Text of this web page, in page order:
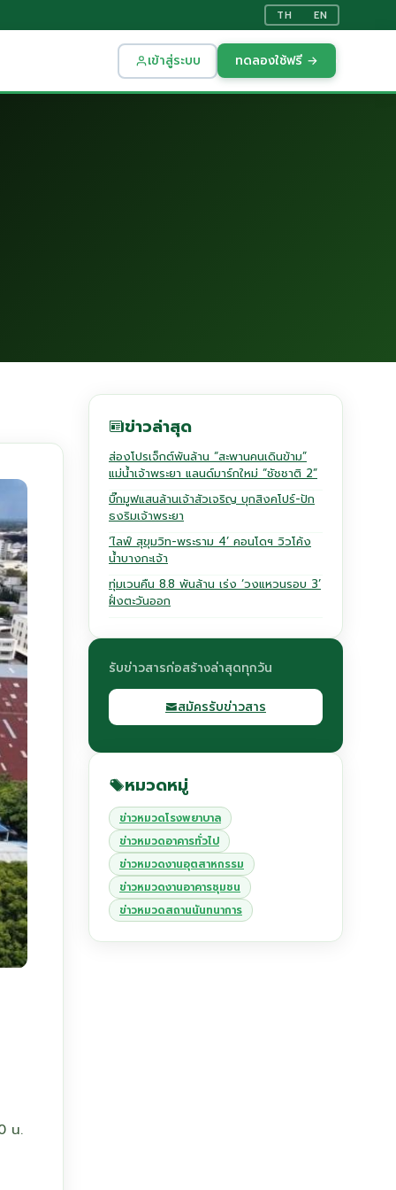
TH EN
เข้าสู่ระบบ ทดลองใช้ฟรี →
น.
ข่าวล่าสุด
ส่องโปรเจ็กต์พันล้าน “สะพานคนเดินข้าม”
แม่น้ำเจ้าพระยา แลนด์มาร์กใหม่ “ชัชชาติ 2”
บิ๊กมูฟแสนล้านเจ้าสัวเจริญ บุกสิงคโปร์-ปัก
ธงริมเจ้าพระยา
‘ไลฟ์ สุขุมวิท-พระราม 4’ คอนโดฯ วิวโค้ง
น้ำบางกะเจ้า
ทุ่มเวนคืน 8.8 พันล้าน เร่ง ‘วงแหวนรอบ 3’
ฝั่งตะวันออก
รับข่าวสารก่อสร้างล่าสุดทุกวัน
สมัครรับข่าวสาร
หมวดหมู่
ข่าวหมวดโรงพยาบาล
ข่าวหมวดอาคารทั่วไป
ข่าวหมวดงานอุตสาหกรรม
ข่าวหมวดงานอาคารชุมชน
ข่าวหมวดสถานนันทนาการ